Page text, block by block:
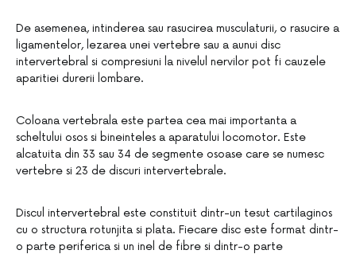
De asemenea, intinderea sau rasucirea musculaturii, o rasucire a
ligamentelor, lezarea unei vertebre sau a aunui disc
intervertebral si compresiuni la nivelul nervilor pot fi cauzele
aparitiei durerii lombare.
Coloana vertebrala este partea cea mai importanta a
scheltului osos si bineinteles a aparatului locomotor. Este
alcatuita din 33 sau 34 de segmente osoase care se numesc
vertebre si 23 de discuri intervertebrale.
Discul intervertebral este constituit dintr-un tesut cartilaginos
cu o structura rotunjita si plata. Fiecare disc este format dintr-
o parte periferica si un inel de fibre si dintr-o parte